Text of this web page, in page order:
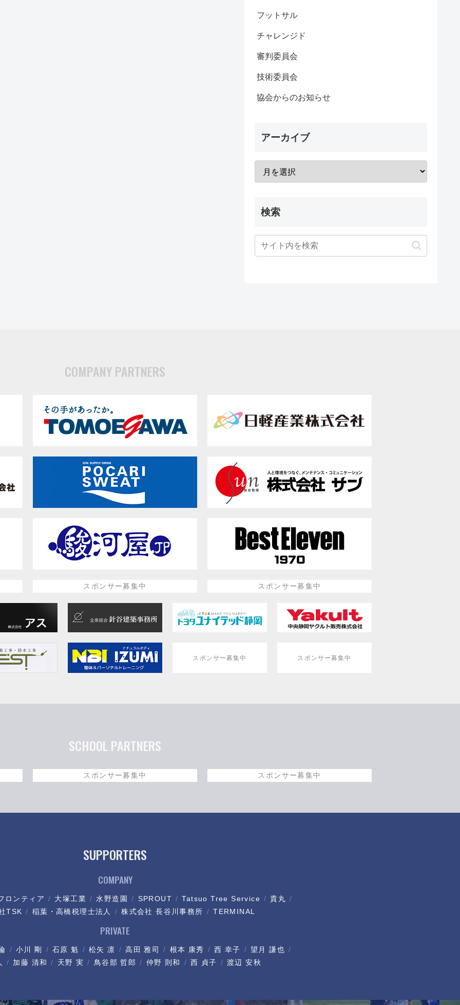
フットサル
チャレンジド
審判委員会
技術委員会
協会からのお知らせ
アーカイブ
検索
COMPANY PARTNERS
スポンサー募集中 スポンサー募集中
スポンサー募集中 スポンサー募集中
SCHOOL PARTNERS
スポンサー募集中 スポンサー募集中
SUPPORTERS
COMPANY
ロンティア 大塚工業 水野造園 SPROUT Tatsuo Tree Service
貴丸
TSK
稲葉・高橋税理士法人 株式会社 長谷川事務所 TERMINAL
PRIVATE
小川 剛 石原 魁 松矢 凛 高田 雅司 根本 康秀 西 幸子
望月 謙也
加藤 清和 天野 実 鳥谷部 哲郎 仲野 則和 西 貞子 渡辺 安秋